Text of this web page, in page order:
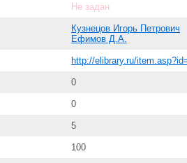
Не задан
Кузнецов Игорь Петрович
Ефимов Д.А.
http://elibrary.ru/
0
0
5
100